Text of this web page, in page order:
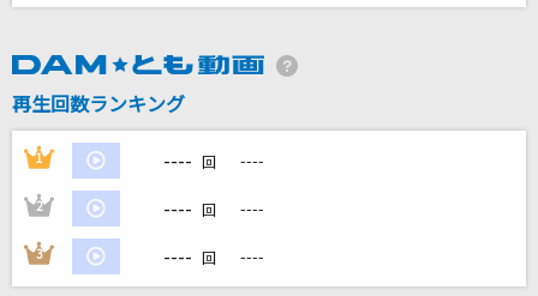
山口百恵
再生回数ランキング
1 ---- 回 ----
2 ---- 回 ----
3 ---- 回 ----